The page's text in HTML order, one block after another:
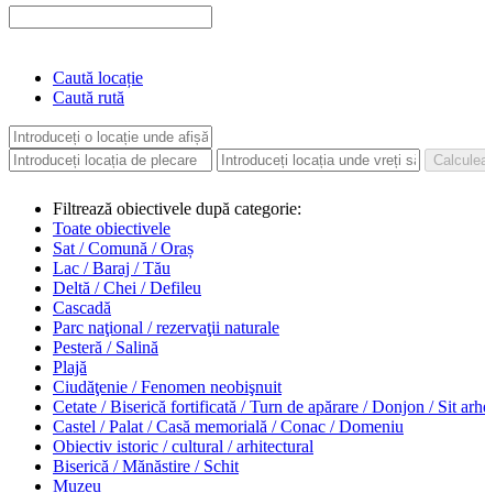
Caută locație
Caută rută
Filtrează obiectivele după categorie:
Toate obiectivele
Sat / Comună / Oraș
Lac / Baraj / Tău
Deltă / Chei / Defileu
Cascadă
Parc naţional / rezervaţii naturale
Pesteră / Salină
Plajă
Ciudăţenie / Fenomen neobişnuit
Cetate / Biserică fortificată / Turn de apărare / Donjon / Sit
Castel / Palat / Casă memorială / Conac / Domeniu
Obiectiv istoric / cultural / arhitectural
Biserică / Mănăstire / Schit
Muzeu